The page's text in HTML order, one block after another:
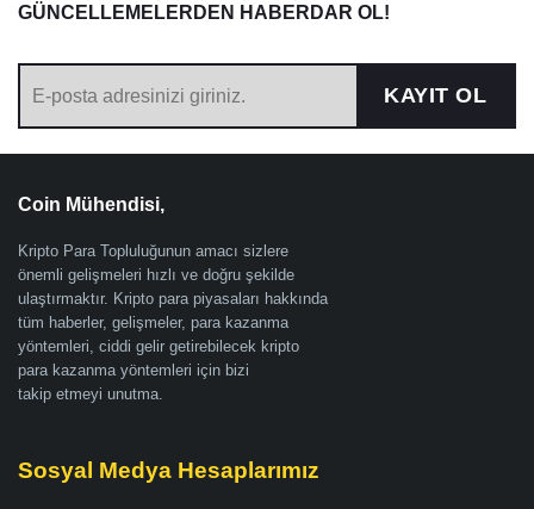
GÜNCELLEMELERDEN HABERDAR OL!
KAYIT OL
Coin Mühendisi,
Kripto Para Topluluğunun amacı sizlere
önemli gelişmeleri hızlı ve doğru şekilde
ulaştırmaktır. Kripto para piyasaları hakkında
tüm haberler, gelişmeler, para kazanma
yöntemleri, ciddi gelir getirebilecek kripto
para kazanma yöntemleri için bizi
takip etmeyi unutma.
Sosyal Medya Hesaplarımız